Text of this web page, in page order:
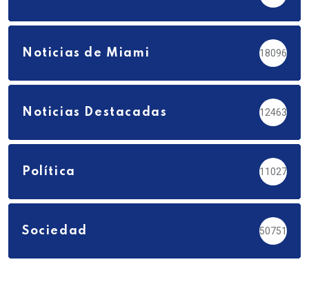
Noticias de Miami 18096
Noticias Destacadas 12463
Política 11027
Sociedad 50751